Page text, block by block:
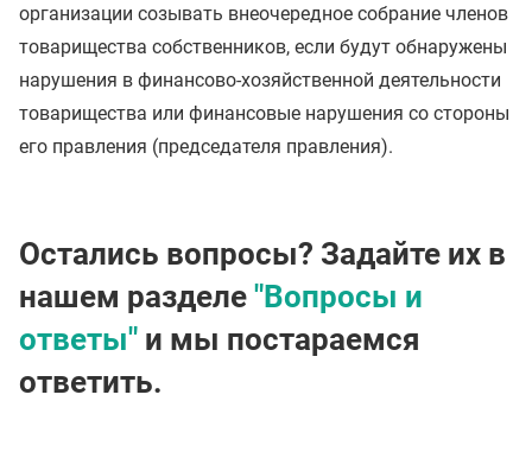
организации созывать внеочередное собрание членов
товарищества собственников, если будут обнаружены
нарушения в финансово-хозяйственной деятельности
товарищества или финансовые нарушения со стороны
его правления (председателя правления).
Остались вопросы? Задайте их в
нашем разделе "Вопросы и
ответы" и мы постараемся
ответить.